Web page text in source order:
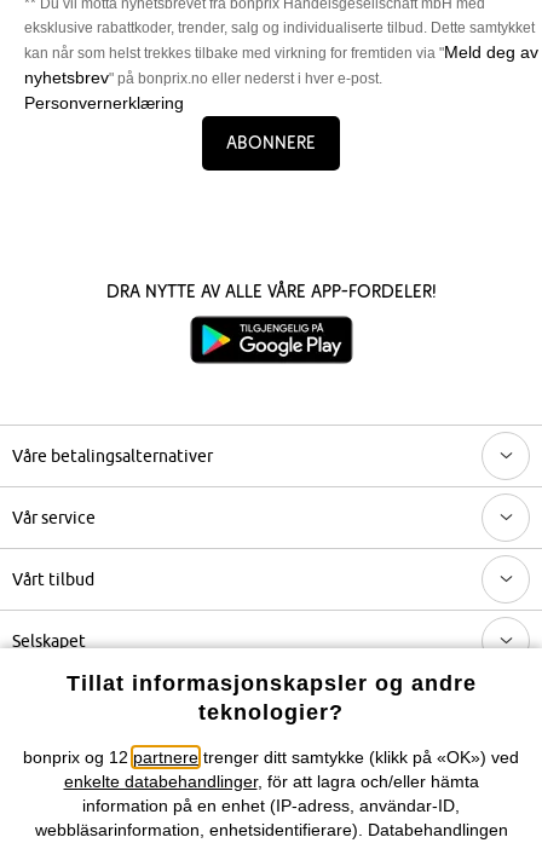
eksklusive rabattkoder, trender, salg og individualiserte tilbud. Dette samtykket
kan når som helst trekkes tilbake med virkning for fremtiden via "Meld deg av
nyhetsbrev" på bonprix.no eller nederst i hver e-post.
Personvernerklæring
Abonnere
Dra nytte av alle våre app-fordeler!
Våre betalingsalternativer
Vår service
Vårt tilbud
Selskapet
Topkategorier / Sesongvarer
Du kan også finne oss på
Tillat informasjonskapsler og andre
teknologier?
bonprix og 12 partnere trenger ditt samtykke (klikk på «OK») ved
enkelte databehandlinger, för att lagra och/eller hämta
information på en enhet (IP-adress, användar-ID,
webbläsarinformation, enhetsidentifierare). Databehandlingen